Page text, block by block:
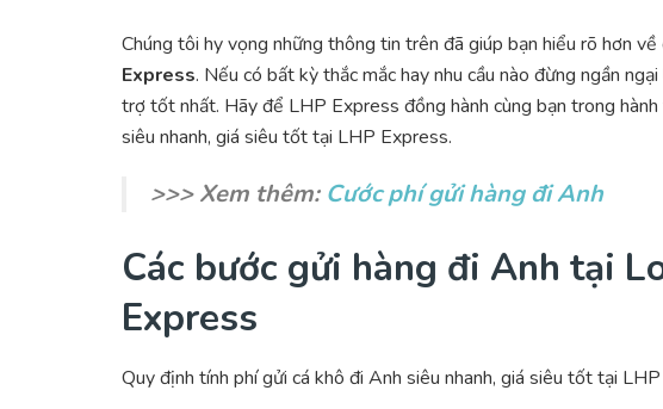
Chúng tôi hy vọng những thông tin trên đã giúp bạn hiểu rõ hơn
Express. Nếu có bất kỳ thắc mắc hay nhu cầu nào đừng ngần
trợ tốt nhất. Hãy để LHP Express đồng hành cùng bạn trong
siêu nhanh, giá siêu tốt tại LHP Express.
>>> Xem thêm: Cước phí gửi hàng đi Anh
Các bước gửi hàng đi Anh tại
Express
Quy định tính phí gửi cá khô đi Anh siêu nhanh, giá siêu tốt tại